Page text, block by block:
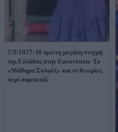
7/5/1977: Η πρώτη μεγάλη στιγμή
της Ελλάδας στην Eurovision- Το
«Μάθημα Σολφέζ» και οι θεωρίες
περί σαμποτάζ